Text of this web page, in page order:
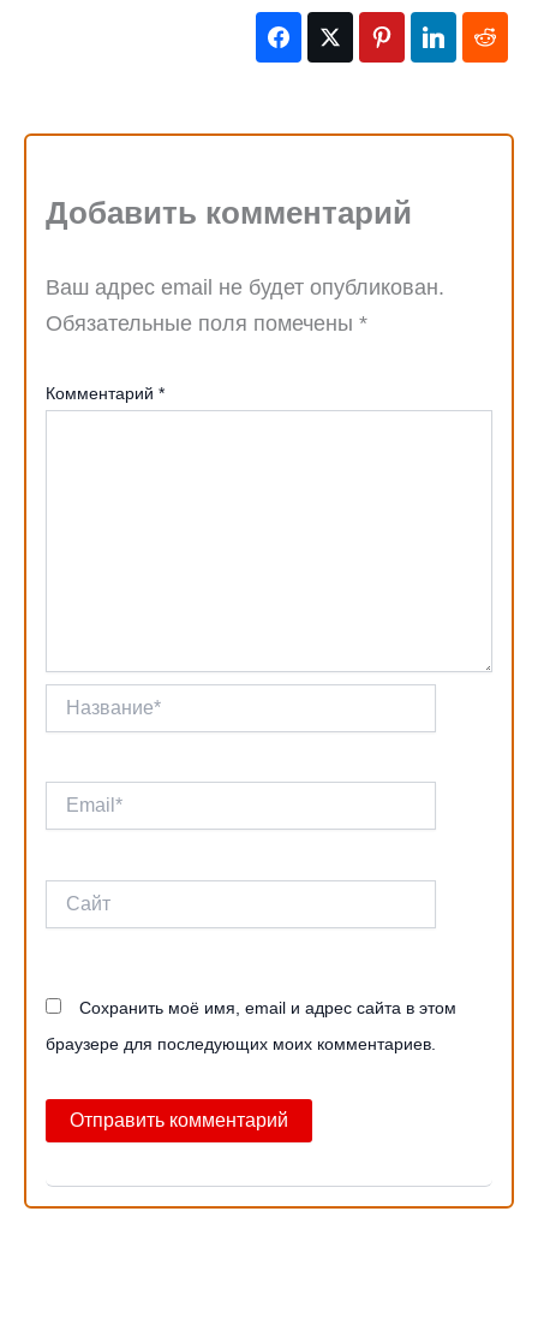
Добавить комментарий
Ваш адрес email не будет опубликован.
Обязательные поля помечены *
Комментарий *
Email*
Сохранить моё имя, email и адрес сайта в этом
браузере для последующих моих комментариев.